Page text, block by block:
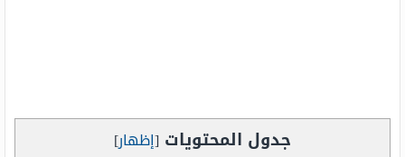
جدول المحتويات [إظهار]